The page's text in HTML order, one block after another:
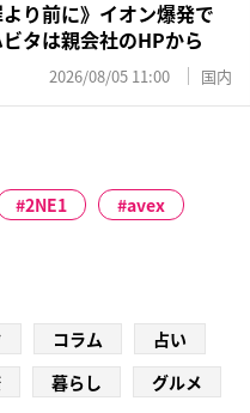
より前に》イオン爆発で
タは親会社のHPから
2026/08/05 11:00 国内
2NE1
avex
コラム
占い
暮らし グルメ